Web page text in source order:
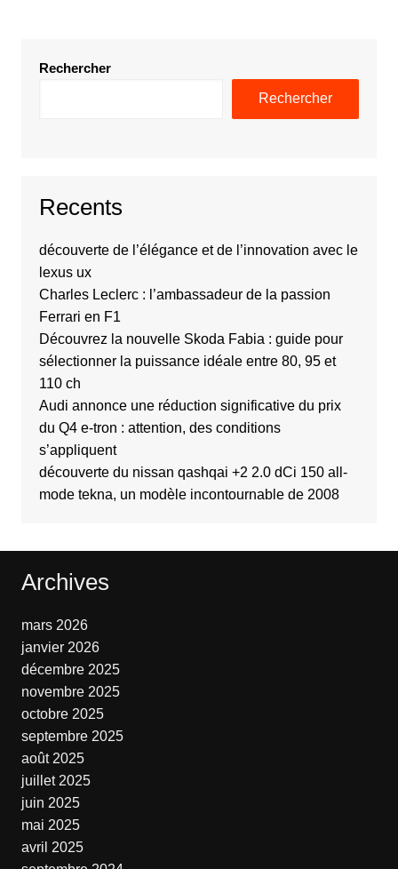
Rechercher
Rechercher
Recents
découverte de l’élégance et de l’innovation avec le
lexus ux
Charles Leclerc : l’ambassadeur de la passion
Ferrari en F1
Découvrez la nouvelle Skoda Fabia : guide pour
sélectionner la puissance idéale entre 80, 95 et
110 ch
Audi annonce une réduction significative du prix
du Q4 e-tron : attention, des conditions
s’appliquent
découverte du nissan qashqai +2 2.0 dCi 150 all-
mode tekna, un modèle incontournable de 2008
Archives
mars 2026
janvier 2026
décembre 2025
novembre 2025
octobre 2025
septembre 2025
août 2025
juillet 2025
juin 2025
mai 2025
avril 2025